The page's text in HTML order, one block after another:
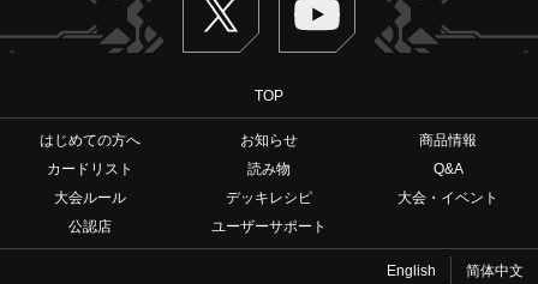
TOP
はじめての方へ お知らせ
商品情報
カードリスト
読み物
Q&A
大会ルール
デッキレシピ
大会・イベント
公認店
ユーザーサポート
English 简体中文